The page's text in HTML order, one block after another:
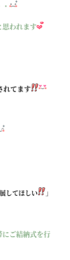
思われます
れてます
してほしい 」
にご結納式を行